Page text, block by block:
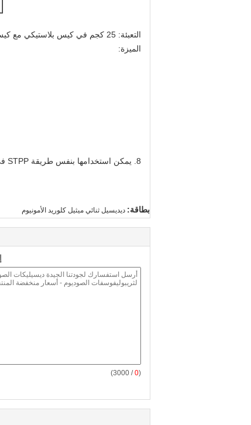
التعبئة: 25 كجم في كيس بلاستيكي مع كيس فيلم بلاستيكي داخلي
الميزة:
8. يمكن استخدامها بنفس طريقة STPP في عملية الإنتاج، دون أي تغيير في المعدات
بطاقة: ديديسيل ثنائي ميثيل كلوريد الأمونيوم
(
0
/ 3000)